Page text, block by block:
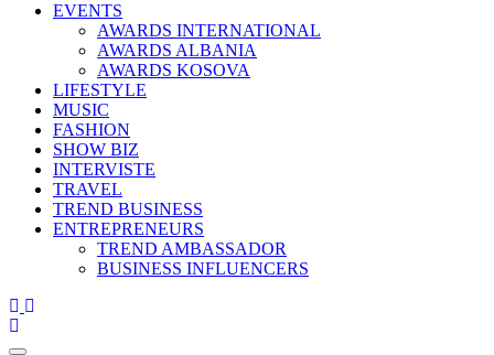
EVENTS
AWARDS INTERNATIONAL
AWARDS ALBANIA
AWARDS KOSOVA
LIFESTYLE
MUSIC
FASHION
SHOW BIZ
INTERVISTE
TRAVEL
TREND BUSINESS
ENTREPRENEURS
TREND AMBASSADOR
BUSINESS INFLUENCERS